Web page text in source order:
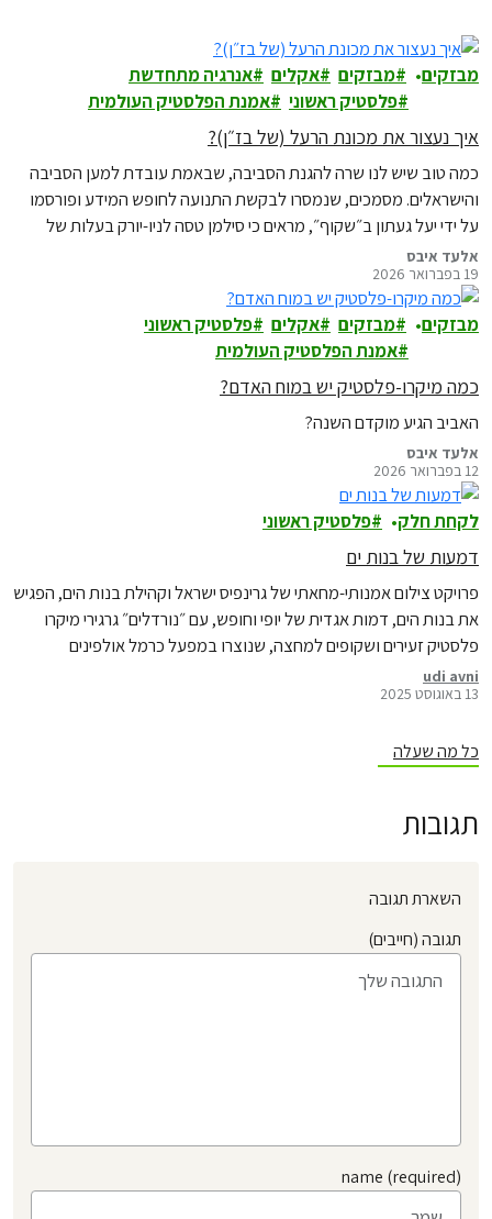
מבזקים מבזקים אקלים
אנרגיה מתחדשת
פלסטיק ראשוני
אמנת הפלסטיק העולמית
איך נעצור את מכונת הרעל (של בז״ן)?
כמה טוב שיש לנו שרה להגנת הסביבה, שבאמת עובדת למען הסביבה
והישראלים. מסמכים, שנמסרו לבקשת התנועה לחופש המידע ופורסמו
על ידי יעל געתון ב״שקוף״, מראים כי סילמן טסה לניו-יורק בעלות של
כ-350 אלף ש״ח מכספי הציבור, באמתלה של השתתפות בוועידת אקלים
בינלאומית לצורך ״התנעת פעילות אקלים״.
אלעד איבס
19 בפברואר 2026
מבזקים מבזקים אקלים
פלסטיק ראשוני
אמנת הפלסטיק העולמית
כמה מיקרו-פלסטיק יש במוח האדם?
האביב הגיע מוקדם השנה?
אלעד איבס
12 בפברואר 2026
לקחת חלק פלסטיק ראשוני
דמעות של בנות ים
פרויקט צילום אמנותי-מחאתי של גרינפיס ישראל וקהילת בנות הים, הפגיש
את בנות הים, דמות אגדית של יופי וחופש, עם ״נורדלים״ גרגירי מיקרו
פלסטיק זעירים ושקופים למחצה, שנוצרו במפעל כרמל אולפינים
מקבוצת בז״ן ונמצאו בחופי ישראל.
udi avni
13 באוגוסט 2025
כל מה שעלה
תגובות
השארת תגובה
תגובה (חייבים)
name (required)